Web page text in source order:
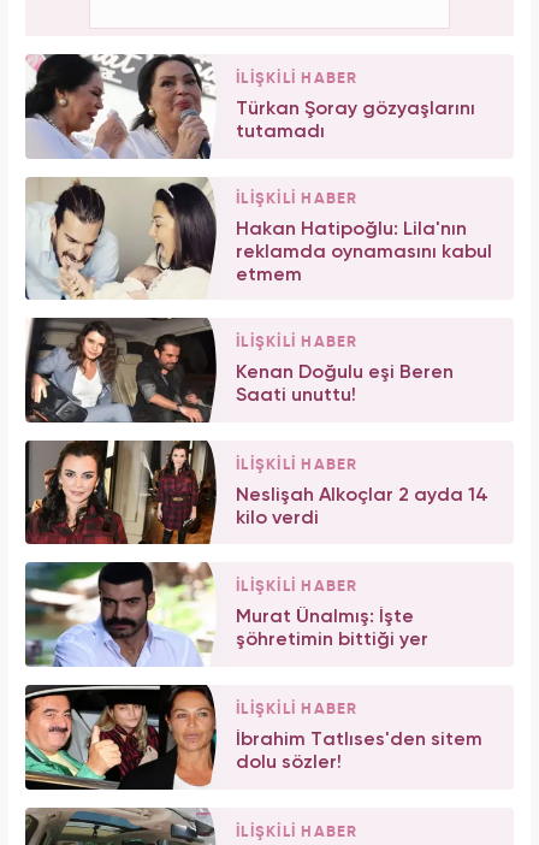
İLİŞKİLİ HABER
Türkan Şoray gözyaşlarını
tutamadı
İLİŞKİLİ HABER
Hakan Hatipoğlu: Lila'nın
reklamda oynamasını kabul
etmem
İLİŞKİLİ HABER
Kenan Doğulu eşi Beren
Saati unuttu!
İLİŞKİLİ HABER
Neslişah Alkoçlar 2 ayda 14
kilo verdi
İLİŞKİLİ HABER
Murat Ünalmış: İşte
şöhretimin bittiği yer
İLİŞKİLİ HABER
İbrahim Tatlıses'den sitem
dolu sözler!
İLİŞKİLİ HABER